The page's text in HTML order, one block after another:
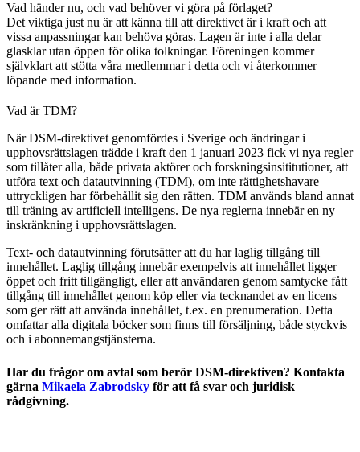
Vad händer nu, och vad behöver vi göra på förlaget?
Det viktiga just nu är att känna till att direktivet är i kraft och att
vissa anpassningar kan behöva göras. Lagen är inte i alla delar
glasklar utan öppen för olika tolkningar. Föreningen kommer
självklart att stötta våra medlemmar i detta och vi återkommer
löpande med information.
Vad är TDM?
När DSM-direktivet genomfördes i Sverige och ändringar i
upphovsrättslagen trädde i kraft den 1 januari 2023 fick vi nya regler
som tillåter alla, både privata aktörer och forskningsinsititutioner, att
utföra text och datautvinning (TDM), om inte rättighetshavare
uttryckligen har förbehållit sig den rätten. TDM används bland annat
till träning av artificiell intelligens. De nya reglerna innebär en ny
inskränkning i upphovsrättslagen.
Text- och datautvinning förutsätter att du har laglig tillgång till
innehållet. Laglig tillgång innebär exempelvis att innehållet ligger
öppet och fritt tillgängligt, eller att användaren genom samtycke fått
tillgång till innehållet genom köp eller via tecknandet av en licens
som ger rätt att använda innehållet, t.ex. en prenumeration. Detta
omfattar alla digitala böcker som finns till försäljning, både styckvis
och i abonnemangstjänsterna.
Har du frågor om avtal som berör DSM-direktiven? Kontakta
gärna Mikaela Zabrodsky för att få svar och juridisk
rådgivning.